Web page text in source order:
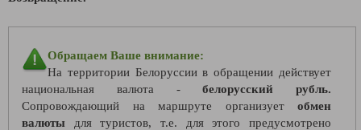
Обращаем Ваше внимание:
На территории Белоруссии в обращении действует
национальная валюта -белорусский рубль.
Сопровождающий на маршруте организует обмен
валюты для туристов, т.е. для этого предусмотрено